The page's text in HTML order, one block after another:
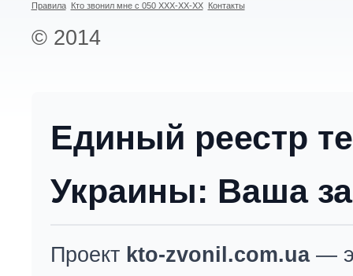
Правила Кто звонил мне с 050 XXX-XX-XX Контакты
© 2014
Единый реестр
Украины: Ваша
Проект kto-zvonil.com.ua—